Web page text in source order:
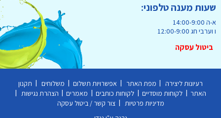
שעות מענה טלפוני:
א-ה 14:00-9:00
ו וערבי חג 12:00-9:00
ביטול עסקה
רעיונות ליצירה | מפת האתר | אפשרויות תשלום | משלוחים | תקנון
האתר | לקוחות מוסדיים | לקוחות כותבים | מאמרים | הצהרת נגישות |
מדיניות פרטיות | צור קשר / ביטול עסקה